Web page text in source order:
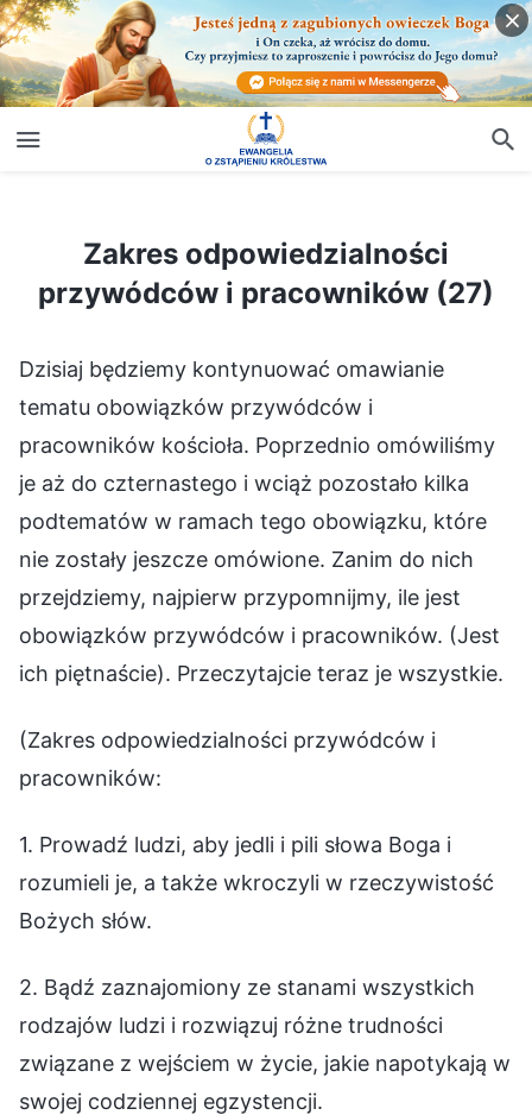
Zakres odpowiedzialności
przywódców i pracowników (27)
Dzisiaj będziemy kontynuować omawianie
tematu obowiązków przywódców i
pracowników kościoła. Poprzednio omówiliśmy
je aż do czternastego i wciąż pozostało kilka
podtematów w ramach tego obowiązku, które
nie zostały jeszcze omówione. Zanim do nich
przejdziemy, najpierw przypomnijmy, ile jest
obowiązków przywódców i pracowników. (Jest
ich piętnaście). Przeczytajcie teraz je wszystkie.
(Zakres odpowiedzialności przywódców i
pracowników:
1. Prowadź ludzi, aby jedli i pili słowa Boga i
rozumieli je, a także wkroczyli w rzeczywistość
Bożych słów.
2. Bądź zaznajomiony ze stanami wszystkich
rodzajów ludzi i rozwiązuj różne trudności
związane z wejściem w życie, jakie napotykają w
swojej codziennej egzystencji.